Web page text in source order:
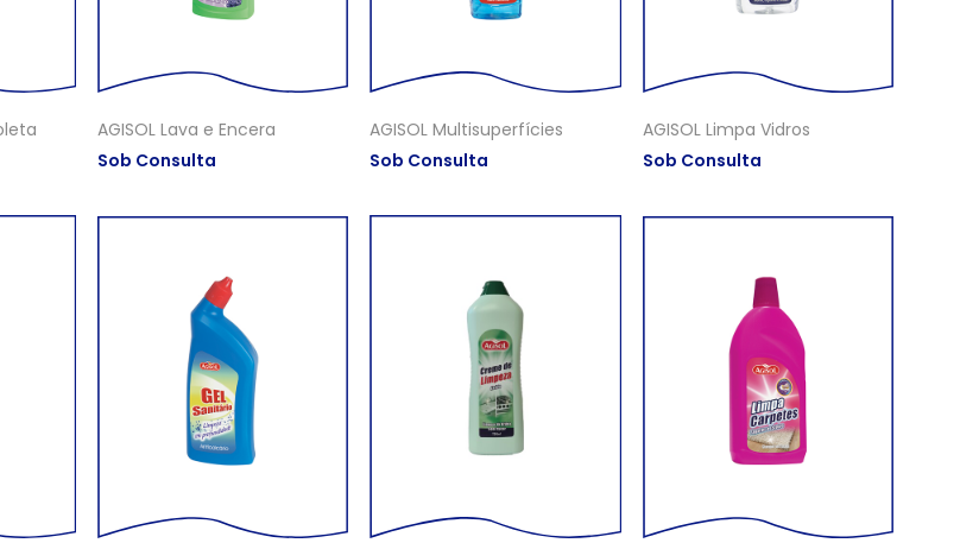
AGISOL Lava e Encera
Sob Consulta
AGISOL Multisuperfícies
Sob Consulta
AGISOL Limpa Vidros
Sob Consulta